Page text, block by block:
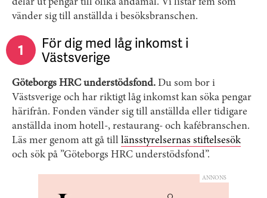
delar ut pengar till olika ändamål. Vi listar fem som
vänder sig till anställda i besöksbranschen.
1 För dig med låg inkomst i
Västsverige
Göteborgs HRC understödsfond. Du som bor i
Västsverige och har riktigt låg inkomst kan söka pengar
härifrån. Fonden vänder sig till anställda eller tidigare
anställda inom hotell-, restaurang- och kafébranschen.
Läs mer genom att gå till länsstyrelsernas stiftelsesök
och sök på ”Göteborgs HRC understödsfond”.
ANNONS